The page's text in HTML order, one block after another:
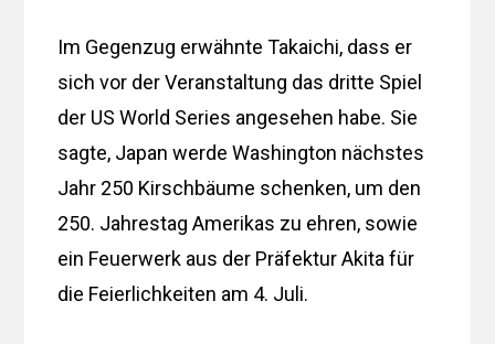
Im Gegenzug erwähnte Takaichi, dass er
sich vor der Veranstaltung das dritte Spiel
der US World Series angesehen habe. Sie
sagte, Japan werde Washington nächstes
Jahr 250 Kirschbäume schenken, um den
250. Jahrestag Amerikas zu ehren, sowie
ein Feuerwerk aus der Präfektur Akita für
die Feierlichkeiten am 4. Juli.